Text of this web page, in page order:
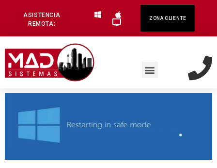
ASISTENCIA
REMOTA:
ZONA CLIENTE